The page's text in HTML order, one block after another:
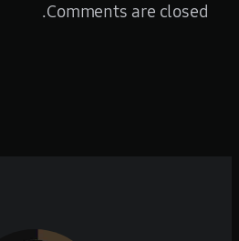
Comments are closed.